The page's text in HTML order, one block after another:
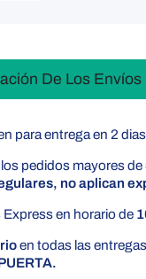
De Los Envíos
para entrega en 2
pedidos mayores de
no aplican
en horario de
en todas las